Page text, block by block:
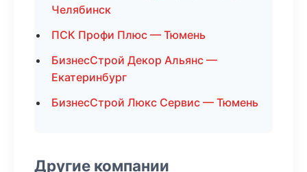
Челябинск
ПСК Профи Плюс — Тюмень
БизнесСтрой Декор Альянс —
Екатеринбург
БизнесСтрой Люкс Сервис — Тюмень
Другие компании